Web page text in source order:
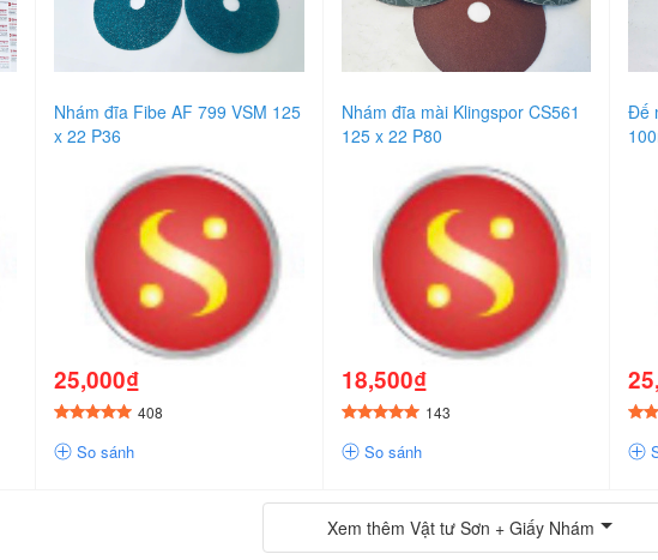
Nhám đĩa Fibe AF 799 VSM 125
x 22 P36
25,000₫
408
So sánh
Nhám đĩa mài Klingspor CS561
125 x 22 P80
18,500₫
143
So sánh
Đế
Xem thêm Vật tư Sơn + Giấy Nhám